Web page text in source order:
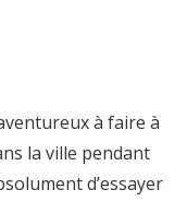
à faire à
la ville pendant
d’essayer